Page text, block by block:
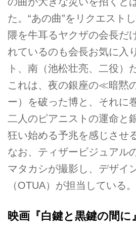
た。“あの曲”をリクエスト
隈を牛耳るヤクザの会長だ
れているのも会長お気に入
ト、南（池松壮亮、二役）
これは、夜の銀座の≪暗黙
ー）を破った博と、それに
二人のピアニストの運命と
狂い始める予兆を感じさせ
なお、ティザービジュアル
マタカシが撮影し、デザイ
（OTUA）が担当している。
映画『白鍵と黒鍵の間に